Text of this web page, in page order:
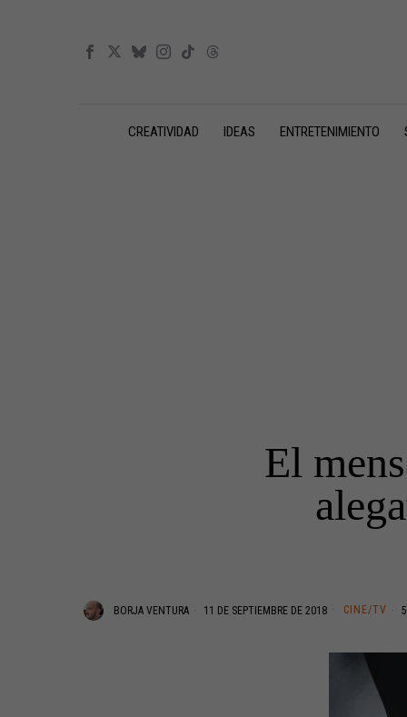
CREATIVIDAD IDEAS ENTRETENIMIENTO
El
BORJA VENTURA 11 DE SEPTIEMBRE DE 2018 CINE/TV